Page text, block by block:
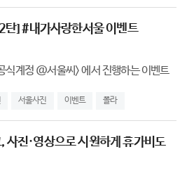
탄] #내가사랑한서울 이벤트
식계정 @서울씨> 에서 진행하는 이벤트
서울사진 이벤트 폴라
사진·영상으로 시원하게 휴가비도